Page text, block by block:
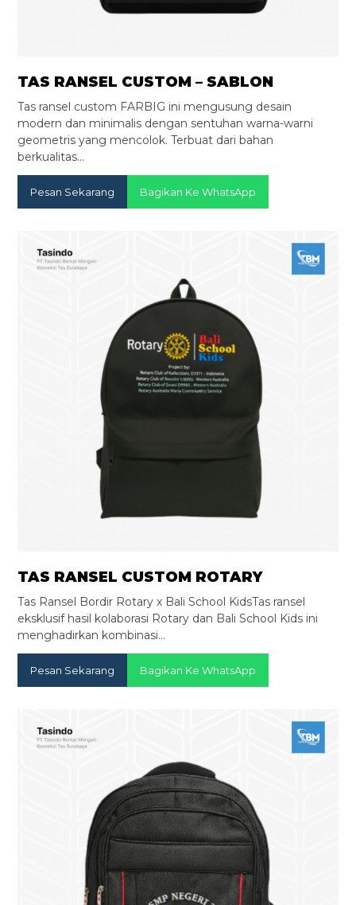
TAS RANSEL CUSTOM – SABLON
Tas ransel custom FARBIG ini mengusung desain
modern dan minimalis dengan sentuhan warna-warni
geometris yang mencolok. Terbuat dari bahan
berkualitas…
Pesan Sekarang Bagikan Ke WhatsApp
TAS RANSEL CUSTOM ROTARY
Tas Ransel Bordir Rotary x Bali School KidsTas ransel
eksklusif hasil kolaborasi Rotary dan Bali School Kids ini
menghadirkan kombinasi…
Pesan Sekarang Bagikan Ke WhatsApp